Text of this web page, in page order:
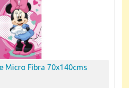
Micro Fibra 70x140cms